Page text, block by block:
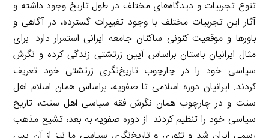
تنوع تجربیات و دیدگاه‌های مختلف در طول تاریخ وجود داشته و
آثار این تجربیات مختلف با وجود تغییرات گسترده، در آگاهی و
باورها و موقعیت کنونی ساکنان جامعه ایرانی استمرار دارد. برای
مثال ایرانیان باستان بر‌اساس آیین زرتشتی زندگی کرده و نگرش
سیاسی خود را در چارچوب تاریخ‌نگری زرتشتی خود تعریف
کردند. ایرانیان دوره اسلامی تا صفویه، براساس همان اسلام اهل
سنت و در چارچوب همان نگرش فقه سیاسی اهل سنت، تاریخ
سیاسی خود را تنظیم کردند. از دوره صفویه به بعد، تشیع مذهب